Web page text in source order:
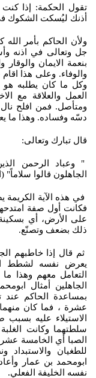
تقول الحكمة: إذا كنت
أذنك ليُسكت الشكوك
ولأن الحاكم بأمر الله
جل وتعالى في اذنه
بنعمة الايمان والوقار
والوفاء. وعلى هذا اقام
وكل ما كان يطلبه هو
العمل والعلاقة مع
ومتأصل. فمن افلح نال
دسّه وفساده. وهذا ما
قال تبارك وتعالى:
" وعباد الرحمن
الجاهلون قالوا سلاماً"
في هذه الآية الكريمة
فكانت أول صفة
على الأرض، أي بسكينة
ذلك بضعف وتصنّع.
ثم قال إذا خاطبهم
يعرض نفسه لشطط
التعامل معهم وهذا ما
الجاهلين أمثال
بمساعدة الحاكم عند
عشرة ، فما كان منهما
الاستيلاء عليه بسبب
سلطتهما وكانت الغلبة
الصبا أي الخامسة
للطغيان
ابومحمد بن عمار
نفسه الخليفة الفعلي.